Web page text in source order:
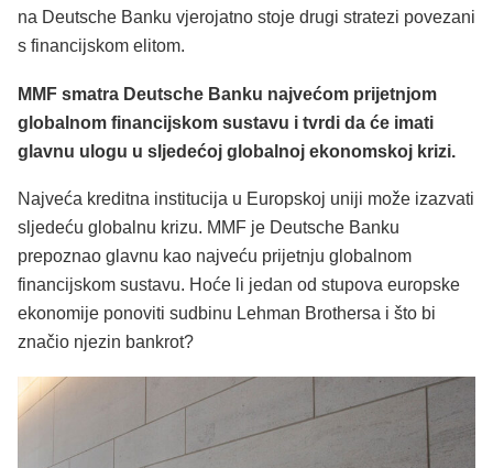
na Deutsche Banku vjerojatno stoje drugi stratezi povezani
s financijskom elitom.
MMF smatra Deutsche Banku najvećom prijetnjom
globalnom financijskom sustavu i tvrdi da će imati
glavnu ulogu u sljedećoj globalnoj ekonomskoj krizi.
Najveća kreditna institucija u Europskoj uniji može izazvati
sljedeću globalnu krizu. MMF je Deutsche Banku
prepoznao glavnu kao najveću prijetnju globalnom
financijskom sustavu. Hoće li jedan od stupova europske
ekonomije ponoviti sudbinu Lehman Brothersa i što bi
značio njezin bankrot?